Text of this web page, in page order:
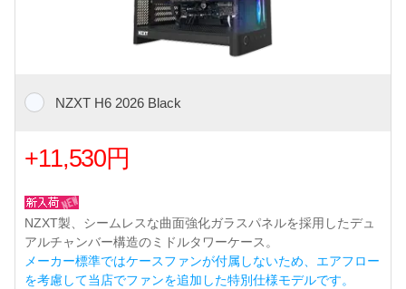
NZXT H6 2026 Black
+11,530円
NZXT製、シームレスな曲面強化ガラスパネルを採用したデュ
アルチャンバー構造のミドルタワーケース。
メーカー標準ではケースファンが付属しないため、エアフロー
を考慮して当店でファンを追加した特別仕様モデルです。